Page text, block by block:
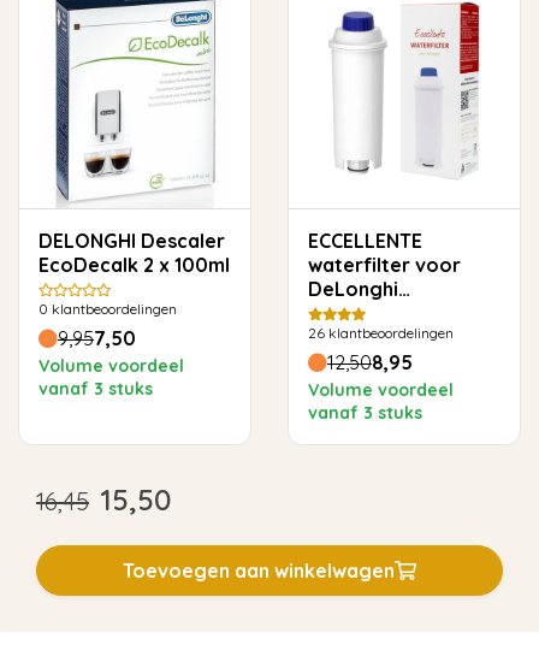
DELONGHI Descaler
EcoDecalk 2 x 100ml
0 klantbeoordelingen
9,957,50
Volume voordeel
vanaf 3 stuks
ECCELLENTE
waterfilter voor
DeLonghi
(DLSC002)
26 klantbeoordelingen
12,508,95
Volume voordeel
vanaf 3 stuks
16,45 15,50
Toevoegen aan winkelwagen